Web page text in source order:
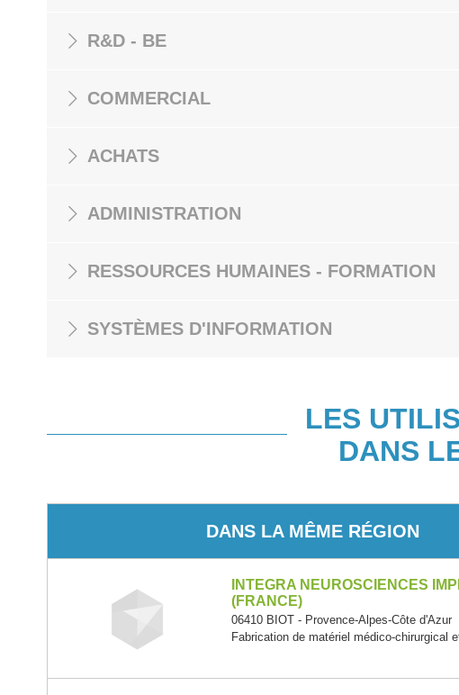
R&D - BE
COMMERCIAL
ACHATS
ADMINISTRATION
RESSOURCES HUMAINES - FORMATION
SYSTÈMES D'INFORMATION
LES
DANS
DANS LA MÊME RÉGION
INTEGRA NEUROSCIENCES
(FRANCE)
06410 BIOT - Provence-Alpes-Côte d'Azur
Fabrication de matériel médico-chirurgical